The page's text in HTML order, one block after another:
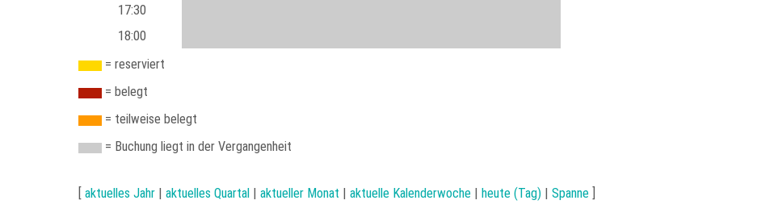
17:30
18:00
= reserviert
= belegt
= teilweise belegt
= Buchung liegt in der Vergangenheit
[aktuelles Jahr |aktuelles Quartal |aktueller Monat |aktuelle Kalenderwoche |heute (Tag) |Spanne